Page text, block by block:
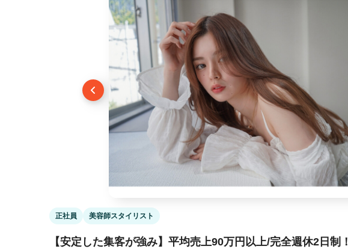
正社員 美容師スタイリスト
【安定した集客が強み】平均売上90万円以上/完全週休2日制！